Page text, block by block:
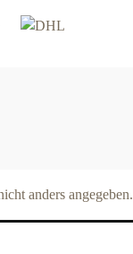
anders angegeben.